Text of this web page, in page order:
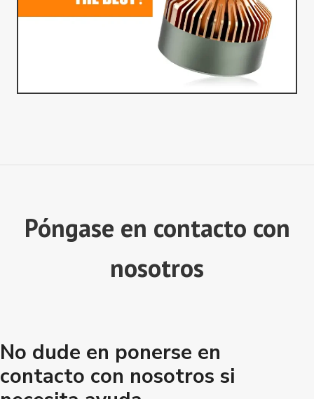
Póngase en contacto con
nosotros
No dude en ponerse en
contacto con nosotros si